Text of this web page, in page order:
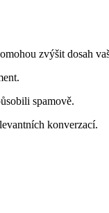
zvýšit dosah
spamově.
konverzací.